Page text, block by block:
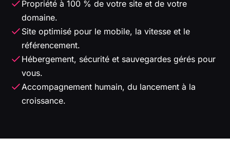
Propriété à 100 % de votre site et de votre
domaine.
Site optimisé pour le mobile, la vitesse et le
référencement.
Hébergement, sécurité et sauvegardes gérés pour
vous.
Accompagnement humain, du lancement à la
croissance.